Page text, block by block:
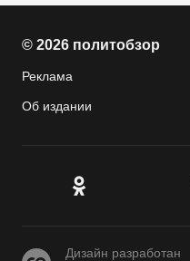
© 2026 политобзор
Реклама
Об издании